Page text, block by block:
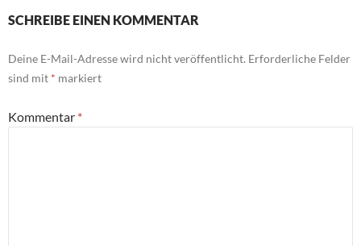
SCHREIBE EINEN KOMMENTAR
Deine E-Mail-Adresse wird nicht veröffentlicht. Erforderliche Felder
sind mit * markiert
Kommentar *